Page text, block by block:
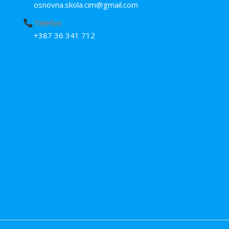
osnovna.skola.cim@gmail.com
Telefon:
+387 36 341 712